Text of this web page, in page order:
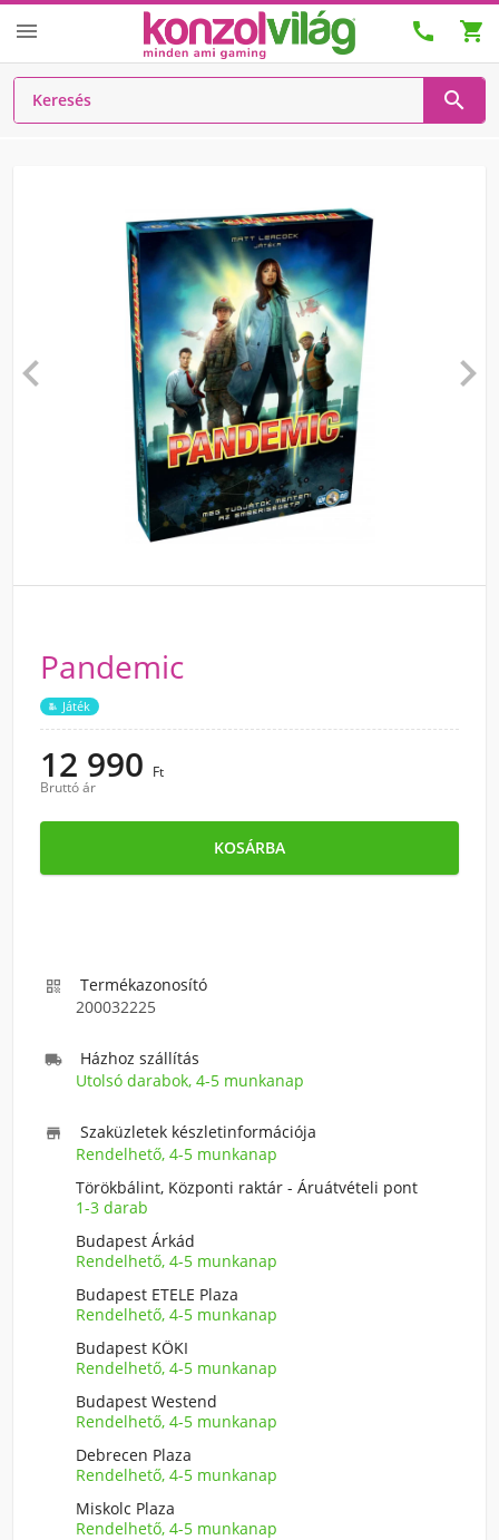
  

 
Pandemic
Játék
12 990 Ft
Bruttó ár
KOSÁRBA

Termékazonosító
200032225

Házhoz szállítás
Utolsó darabok, 4-5 munkanap

Szaküzletek készletinformációja
Rendelhető, 4-5 munkanap
Törökbálint, Központi raktár - Áruátvételi pont
1-3 darab
Budapest Árkád
Rendelhető, 4-5 munkanap
Budapest ETELE Plaza
Rendelhető, 4-5 munkanap
Budapest KÖKI
Rendelhető, 4-5 munkanap
Budapest Westend
Rendelhető, 4-5 munkanap
Debrecen Plaza
Rendelhető, 4-5 munkanap
Miskolc Plaza
Rendelhető, 4-5 munkanap